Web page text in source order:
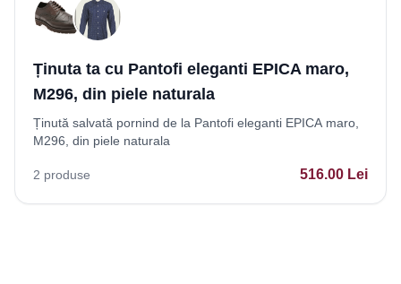
Ținuta ta cu Pantofi eleganti EPICA maro,
M296, din piele naturala
Ținută salvată pornind de la Pantofi eleganti EPICA maro,
M296, din piele naturala
2 produse 516.00 Lei